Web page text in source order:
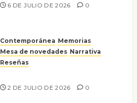
6 DE JULIO DE 2026 0
Contemporánea Memorias
Mesa de novedades Narrativa
Reseñas
2 DE JULIO DE 2026 0